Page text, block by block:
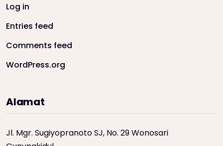
Log in
Entries feed
Comments feed
WordPress.org
Alamat
Jl. Mgr. Sugiyopranoto SJ, No. 29 Wonosari